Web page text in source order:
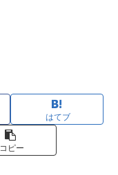
はてブ
コピー